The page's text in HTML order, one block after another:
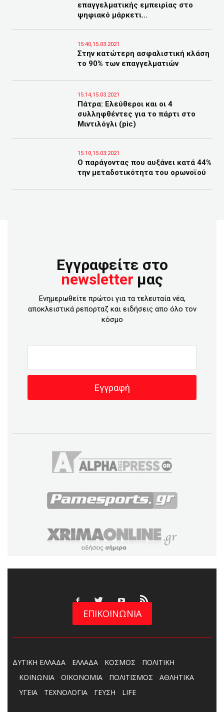
επαγγελματικής εμπειρίας στο
ψηφιακό μάρκετι...
15:40,15.03.2021
Στην κατώτερη ασφαλιστική κλάση
το 90% των επαγγελματιών
15:14,15.03.2021
Πάτρα: Ελεύθεροι και οι 4
συλληφθέντες για το πάρτι στο
Μιντιλόγλι (pic)
15:10,15.03.2021
Ο παράγοντας που αυξάνει κατά 44%
την μεταδοτικότητα του ορωνοϊού
Εγγραφείτε στο
newsletter μας
Ενημερωθείτε πρώτοι για τα τελευταία νέα,
αποκλειστικά ρεπορταζ και ειδήσεις απο όλο τον
κόσμο
ΕΠΙΚΟΙΝΩΝΙΑ
ΔΥΤΙΚΗ ΕΛΛΑΔΑ ΕΛΛΑΔΑ ΚΟΣΜΟΣ
ΠΟΛΙΤΙΚΗ
ΚΟΙΝΩΝΙΑ
ΟΙΚΟΝΟΜΙΑ ΠΟΛΙΤΙΣΜΟΣ
ΑΘΛΗΤΙΚΑ
ΥΓΕΙΑ
ΤΕΧΝΟΛΟΓΙΑ ΓΕΥΣΗ LIFE